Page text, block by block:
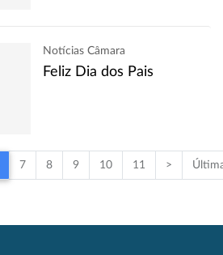
Notícias Câmara
Feliz Dia dos Pais
7 8 9 10 11 >